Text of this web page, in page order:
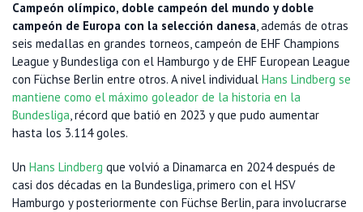
Campeón olímpico, doble campeón del mundo y doble
campeón de Europa con la selección danesa, además de otras
seis medallas en grandes torneos, campeón de EHF Champions
League y Bundesliga con el Hamburgo y de EHF European League
con Füchse Berlin entre otros. A nivel individual Hans Lindberg se
mantiene como el máximo goleador de la historia en la
Bundesliga, récord que batió en 2023 y que pudo aumentar
hasta los 3.114 goles.
Un Hans Lindberg que volvió a Dinamarca en 2024 después de
casi dos décadas en la Bundesliga, primero con el HSV
Hamburgo y posteriormente con Füchse Berlin, para involucrarse